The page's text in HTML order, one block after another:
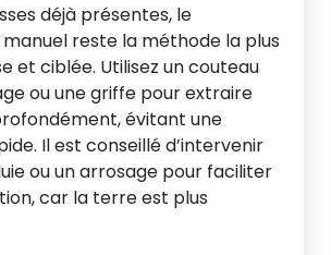
déjà présentes, le
reste la méthode la plus
et ciblée. Utilisez un couteau
ou une griffe pour extraire
évitant une
Il est conseillé d’intervenir
ou un arrosage pour faciliter
car la terre est plus